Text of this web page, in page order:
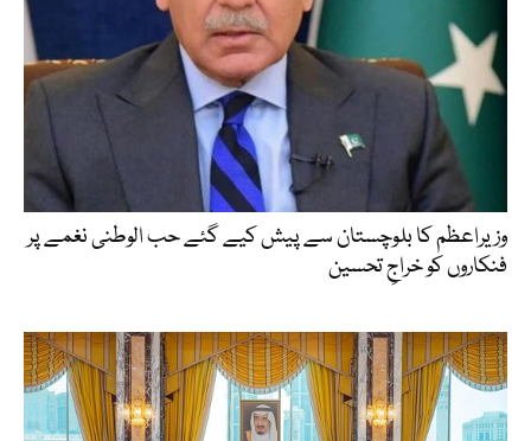
وزیراعظم کا بلوچستان سے پیش کیے گئے حب الوطنی نغمے پر
فنکاروں کو خراجِ تحسین